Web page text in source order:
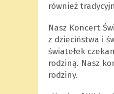
również
Nasz Koncert
z dzieciństwa i
światełek
rodziną. Nasz
rodziny.